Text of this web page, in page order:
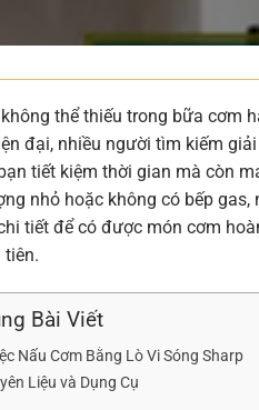
thể thiếu trong bữa cơm
đại, nhiều người tìm kiếm
tiết kiệm thời gian mà còn
nhỏ hoặc không có bếp
tiết để có được món cơm
tiên.
Bài Viết
Nấu Cơm Bằng Lò Vi Sóng Sharp
Liệu và Dụng Cụ